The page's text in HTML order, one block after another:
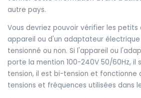
autre pays.
Vous devriez pouvoir vérifier les petits
appareil ou d'un adaptateur
tensionné ou non. Si l'appareil ou
porte la mention 100-240V 50/60Hz, il
tension, il est bi-tension et fonctionne
tensions et fréquences utilisées dans